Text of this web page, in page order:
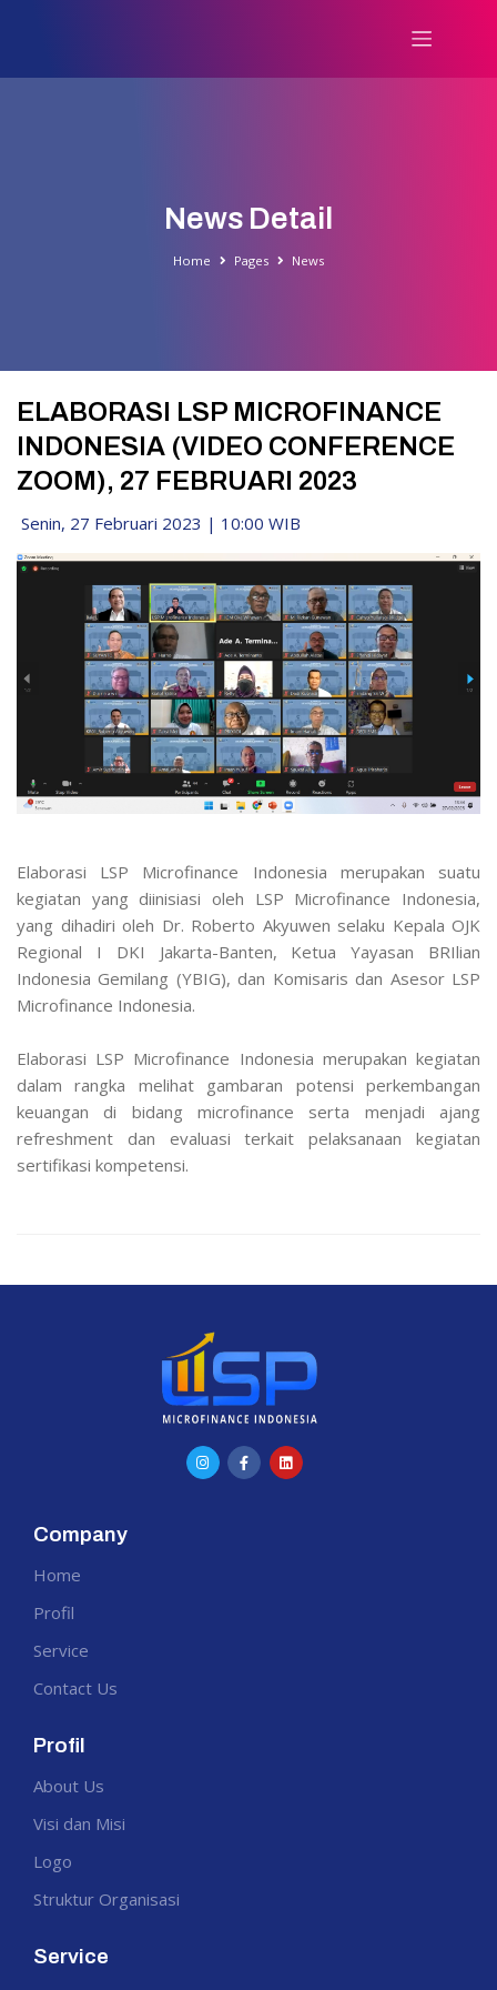
News Detail
Home Pages News
ELABORASI LSP MICROFINANCE
INDONESIA (VIDEO CONFERENCE
ZOOM), 27 FEBRUARI 2023
Senin, 27 Februari 2023 | 10:00 WIB
Elaborasi LSP Microfinance Indonesia merupakan suatu
kegiatan yang diinisiasi oleh LSP Microfinance Indonesia,
yang dihadiri oleh Dr. Roberto Akyuwen selaku Kepala OJK
Regional I DKI Jakarta-Banten, Ketua Yayasan BRIlian
Indonesia Gemilang (YBIG), dan Komisaris dan Asesor LSP
Microfinance Indonesia.
Elaborasi LSP Microfinance Indonesia merupakan kegiatan
dalam rangka melihat gambaran potensi perkembangan
keuangan di bidang microfinance serta menjadi ajang
refreshment dan evaluasi terkait pelaksanaan kegiatan
sertifikasi kompetensi.
Company
Home
Profil
Service
Contact Us
Profil
About Us
Visi dan Misi
Logo
Struktur Organisasi
Service